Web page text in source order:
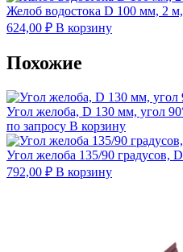
Желоб водостока D 100 мм, 2
624,00 ₽ В корзину
Похожие
Угол желоба, D 130 мм, угол
по запросу В корзину
Угол желоба 135/90 градусов,
792,00 ₽ В корзину